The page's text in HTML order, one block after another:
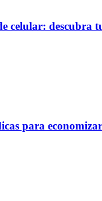
celular: descubra
para